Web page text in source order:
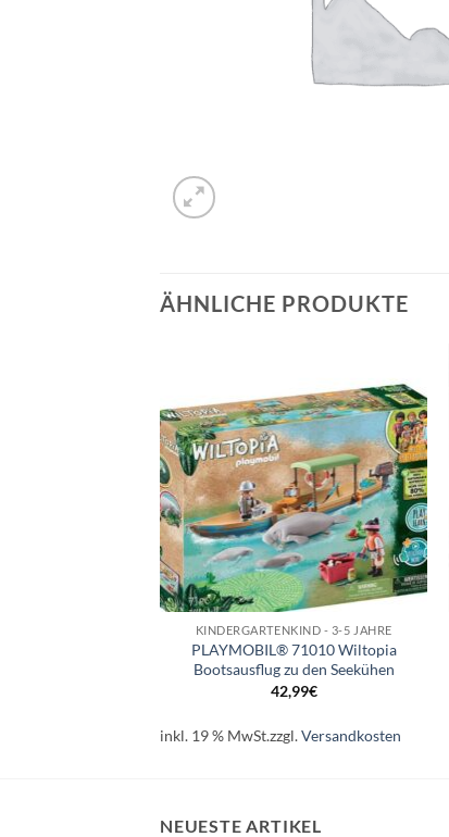
ÄHNLICHE PRODUKTE
Auf die
Wunschliste
+
KINDERGARTENKIND - 3-5 JAHRE
PLAYMOBIL® 71010 Wiltopia
Bootsausflug zu den Seekühen
42,99€
inkl. 19 % MwSt.zzgl.Versandkosten
NEUESTE ARTIKEL